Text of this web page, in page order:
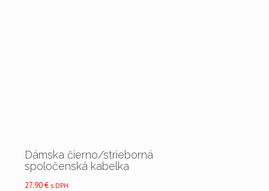
Dámska čierno/strieborná
spoločenská kabelka
27.90€ s DPH